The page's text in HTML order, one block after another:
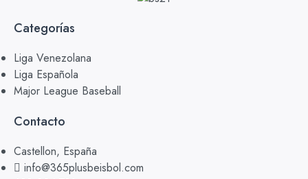
Categorías
Liga Venezolana
Liga Española
Major League Baseball
Contacto
Castellon, España
info@365plusbeisbol.com